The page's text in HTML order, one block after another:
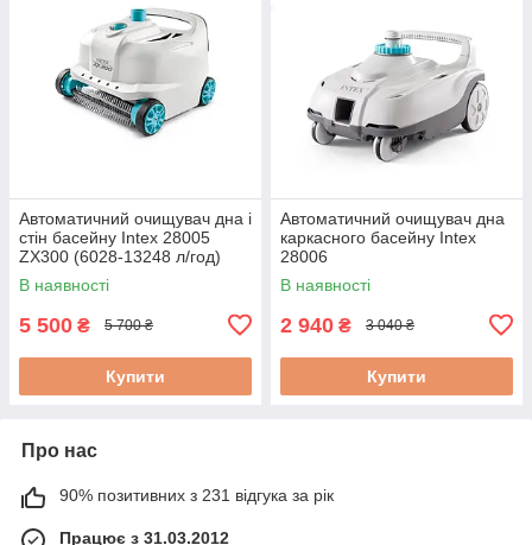
Автоматичний очищувач дна і
стін басейну Intex 28005
ZX300 (6028-13248 л/год)
В наявності
5 500 ₴ 5 700 ₴
Купити
Автоматичний очищувач дна
каркасного басейну Intex
28006
В наявності
2 940 ₴ 3 040 ₴
Купити
Про нас
90% позитивних з 231 відгука за рік
Працює з 31.03.2012